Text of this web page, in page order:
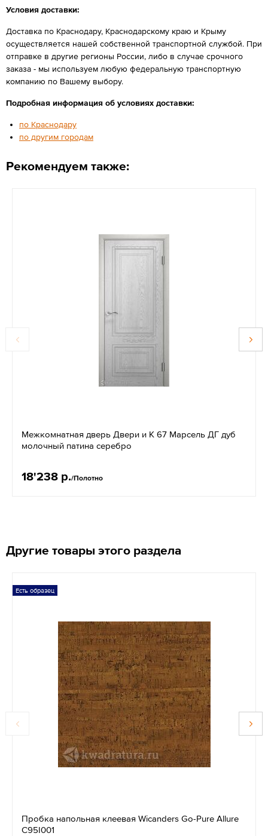
Условия доставки:
Доставка по Краснодару, Краснодарскому краю и Крыму
осуществляется нашей собственной транспортной службой. При
отправке в другие регионы России, либо в случае срочного
заказа - мы используем любую федеральную транспортную
компанию по Вашему выбору.
Подробная информация об условиях доставки:
по Краснодару
по другим городам
Рекомендуем также:
Межкомнатная дверь Двери и К 67 Марсель ДГ дуб
молочный патина серебро
18'238 р./Полотно
Другие товары этого раздела
Есть образец
Пробка напольная клеевая Wicanders Go-Pure Allure
C95I001